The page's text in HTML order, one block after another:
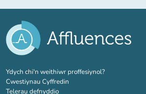
Ydych chi'n weithiwr proffesiynol?(tab newydd)
Cwestiynau Cyffredin
Telerau defnyddio